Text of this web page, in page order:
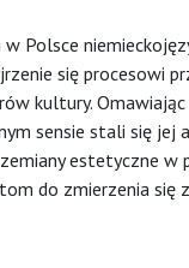
Polsce
się procesowi
kultury.
sensie stali się jej
estetyczne
do zmierzenia się